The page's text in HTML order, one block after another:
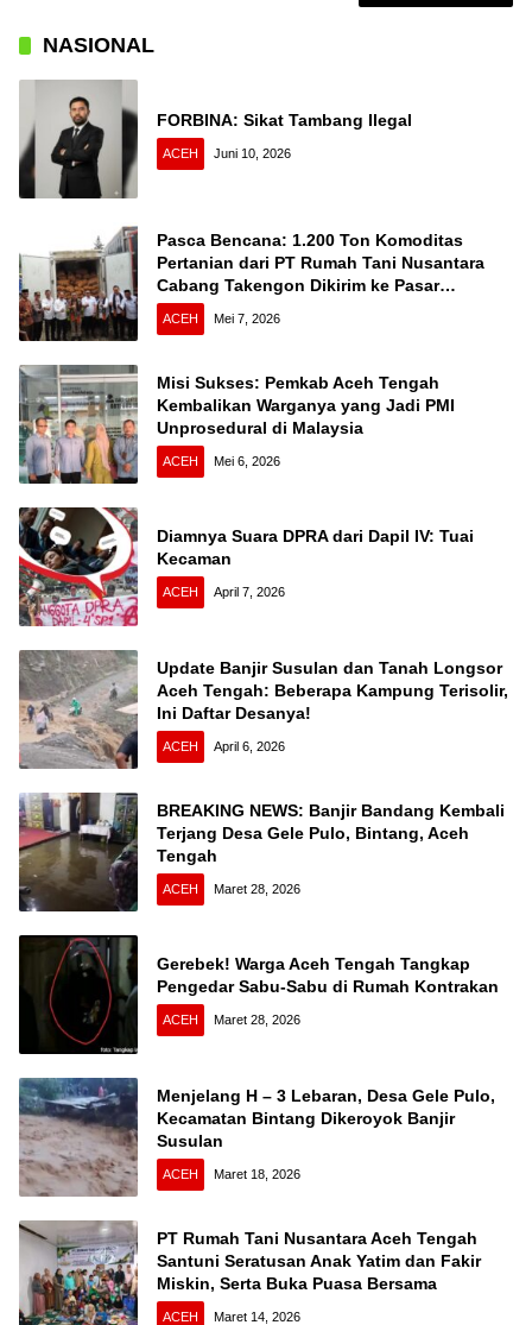
NASIONAL
FORBINA: Sikat Tambang Ilegal
ACEH Juni 10, 2026
Pasca Bencana: 1.200 Ton Komoditas
Pertanian dari PT Rumah Tani Nusantara
Cabang Takengon Dikirim ke Pasar
Nasional
ACEH Mei 7, 2026
Misi Sukses: Pemkab Aceh Tengah
Kembalikan Warganya yang Jadi PMI
Unprosedural di Malaysia
ACEH Mei 6, 2026
Diamnya Suara DPRA dari Dapil IV: Tuai
Kecaman
ACEH April 7, 2026
Update Banjir Susulan dan Tanah Longsor
Aceh Tengah: Beberapa Kampung Terisolir,
Ini Daftar Desanya!
ACEH April 6, 2026
BREAKING NEWS: Banjir Bandang Kembali
Terjang Desa Gele Pulo, Bintang, Aceh
Tengah
ACEH Maret 28, 2026
Gerebek! Warga Aceh Tengah Tangkap
Pengedar Sabu-Sabu di Rumah Kontrakan
ACEH Maret 28, 2026
Menjelang H – 3 Lebaran, Desa Gele Pulo,
Kecamatan Bintang Dikeroyok Banjir
Susulan
ACEH Maret 18, 2026
PT Rumah Tani Nusantara Aceh Tengah
Santuni Seratusan Anak Yatim dan Fakir
Miskin, Serta Buka Puasa Bersama
ACEH Maret 14, 2026